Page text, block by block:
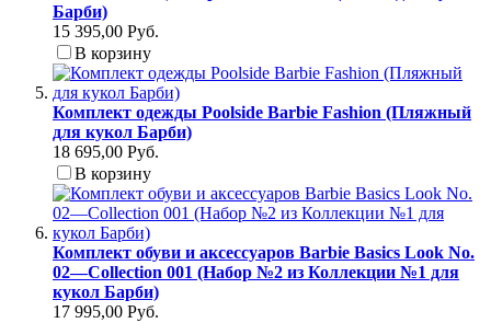
Барби)
15 395,00 Руб.
В корзину
Комплект одежды Poolside Barbie Fashion (Пляжный
для кукол Барби)
18 695,00 Руб.
В корзину
Комплект обуви и аксессуаров Barbie Basics Look No.
02—Collection 001 (Набор №2 из Коллекции №1 для
кукол Барби)
17 995,00 Руб.